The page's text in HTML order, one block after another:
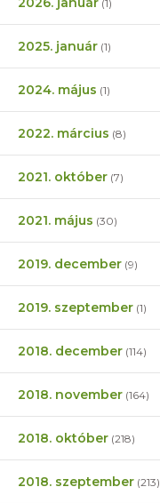
(1)
2025. január (1)
2024. május (1)
2022. március (8)
2021. október (7)
2021. május (30)
2019. december (9)
2019. szeptember (1)
2018. december (114)
2018. november (164)
2018. október (218)
2018. szeptember (213)